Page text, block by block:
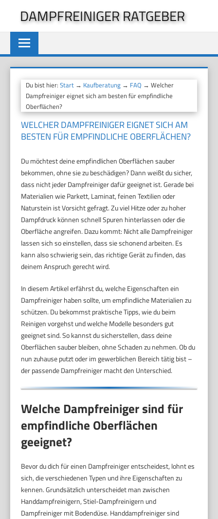
springen
DAMPFREINIGER RATGEBER
Du bist hier:Start → Kaufberatung → FAQ → Welcher
Dampfreiniger eignet sich am besten für empfindliche
Oberflächen?
WELCHER DAMPFREINIGER EIGNET SICH AM
BESTEN FÜR EMPFINDLICHE OBERFLÄCHEN?
Du möchtest deine empfindlichen Oberflächen sauber
bekommen, ohne sie zu beschädigen? Dann weißt du sicher,
dass nicht jeder Dampfreiniger dafür geeignet ist. Gerade bei
Materialien wie Parkett, Laminat, feinen Textilien oder
Naturstein ist Vorsicht gefragt. Zu viel Hitze oder zu hoher
Dampfdruck können schnell Spuren hinterlassen oder die
Oberfläche angreifen. Dazu kommt: Nicht alle Dampfreiniger
lassen sich so einstellen, dass sie schonend arbeiten. Es
kann also schwierig sein, das richtige Gerät zu finden, das
deinem Anspruch gerecht wird.
In diesem Artikel erfährst du, welche Eigenschaften ein
Dampfreiniger haben sollte, um empfindliche Materialien zu
schützen. Du bekommst praktische Tipps, wie du beim
Reinigen vorgehst und welche Modelle besonders gut
geeignet sind. So kannst du sicherstellen, dass deine
Oberflächen sauber bleiben, ohne Schaden zu nehmen. Ob du
nun zuhause putzt oder im gewerblichen Bereich tätig bist –
der passende Dampfreiniger macht den Unterschied.
Welche Dampfreiniger sind für
empfindliche Oberflächen
geeignet?
Bevor du dich für einen Dampfreiniger entscheidest, lohnt es
sich, die verschiedenen Typen und ihre Eigenschaften zu
kennen. Grundsätzlich unterscheidet man zwischen
Handdampfreinigern, Stiel-Dampfreinigern und
Dampfreiniger mit Bodendüse. Handdampfreiniger sind